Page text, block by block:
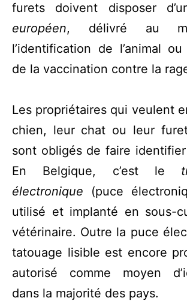
furets doivent disposer
européen, délivré au
l’identification de l’animal
de la vaccination contre la
Les propriétaires qui veulent
chien, leur chat ou leur
sont obligés de faire
En Belgique, c’est le
électronique (puce
utilisé et implanté en sous-
vétérinaire. Outre la puce
tatouage lisible est encore
autorisé comme moyen
dans la majorité des pays.